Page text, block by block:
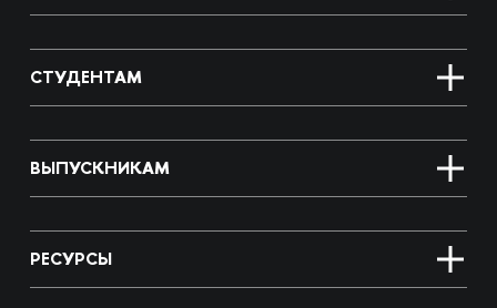
СТУДЕНТАМ
ВЫПУСКНИКАМ
РЕСУРСЫ